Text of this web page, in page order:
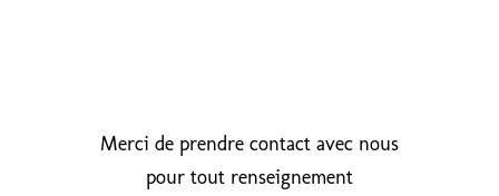
Merci de prendre contact avec nous
pour tout renseignement